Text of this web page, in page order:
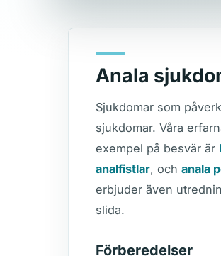
Anala
Sjukdomar som
sjukdomar. Våra
exempel på besvär är
analfistlar, och anala
erbjuder även
slida.
Förberedelser